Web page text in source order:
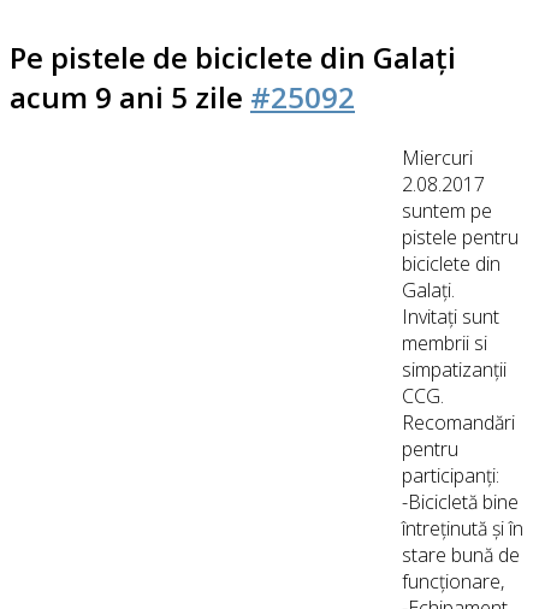
Pe pistele de biciclete din Galați
acum 9 ani 5 zile #25092
Miercuri
2.08.2017
suntem pe
pistele pentru
biciclete din
Galați.
Invitați sunt
membrii si
simpatizanții
CCG.
Recomandări
pentru
participanți:
-Bicicletă bine
întreținută și în
stare bună de
funcționare,